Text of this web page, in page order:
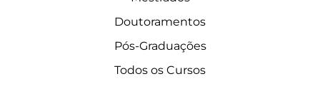
Doutoramentos
Pós-Graduações
Todos os Cursos